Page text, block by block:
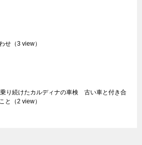
せ （3 view）
り続けたカルディナの車検 古い車と付き合
と
（2 view）